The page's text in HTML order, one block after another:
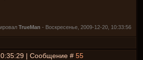
TrueMan - Воскресенье, 2009-12-20, 10:33:56
| Сообщение # 55